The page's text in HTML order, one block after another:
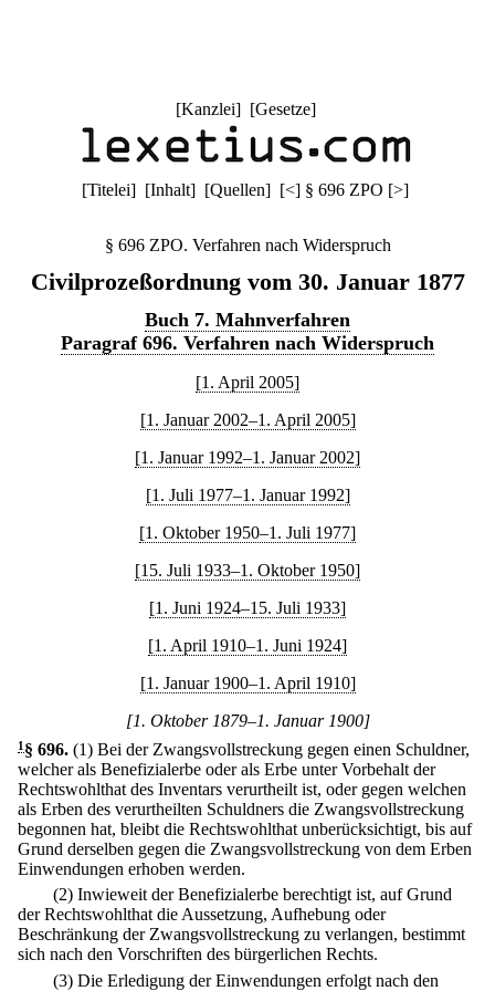
[Kanzlei] [Gesetze]
[Titelei] [Inhalt] [Quellen] [<] § 696 ZPO [>]
§ 696 ZPO. Verfahren nach Widerspruch
Civilprozeßordnung vom 30. Januar 1877
Buch 7. Mahnverfahren
Paragraf 696. Verfahren nach Widerspruch
[1. April 2005]
[1. Januar 2002–1. April 2005]
[1. Januar 1992–1. Januar 2002]
[1. Juli 1977–1. Januar 1992]
[1. Oktober 1950–1. Juli 1977]
[15. Juli 1933–1. Oktober 1950]
[1. Juni 1924–15. Juli 1933]
[1. April 1910–1. Juni 1924]
[1. Januar 1900–1. April 1910]
[1. Oktober 1879–1. Januar 1900]
1 § 696. (1) Bei der Zwangsvollstreckung gegen einen Schuldner,
welcher als Benefizialerbe oder als Erbe unter Vorbehalt der
Rechtswohlthat des Inventars verurtheilt ist, oder gegen welchen
als Erben des verurtheilten Schuldners die Zwangsvollstreckung
begonnen hat, bleibt die Rechtswohlthat unberücksichtigt, bis auf
Grund derselben gegen die Zwangsvollstreckung von dem Erben
Einwendungen erhoben werden.
(2) Inwieweit der Benefizialerbe berechtigt ist, auf Grund
der Rechtswohlthat die Aussetzung, Aufhebung oder
Beschränkung der Zwangsvollstreckung zu verlangen, bestimmt
sich nach den Vorschriften des bürgerlichen Rechts.
(3) Die Erledigung der Einwendungen erfolgt nach den